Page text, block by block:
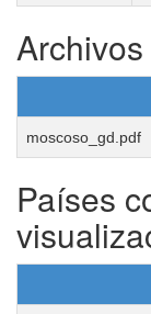
moscoso_gd.pdf
Países